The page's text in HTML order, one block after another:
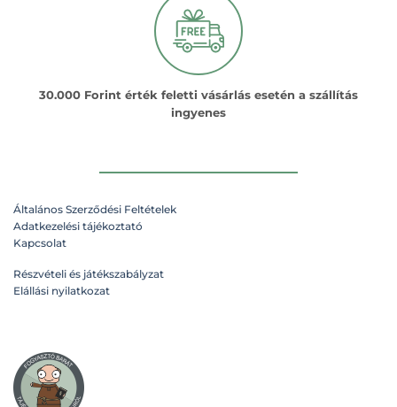
változatok
termékoldalon
választhatók
termékoldalon
30.000 Forint érték feletti vásárlás esetén a szállítás
ingyenes
Általános Szerződési Feltételek
Adatkezelési tájékoztató
Kapcsolat
Részvételi és játékszabályzat
Elállási nyilatkozat